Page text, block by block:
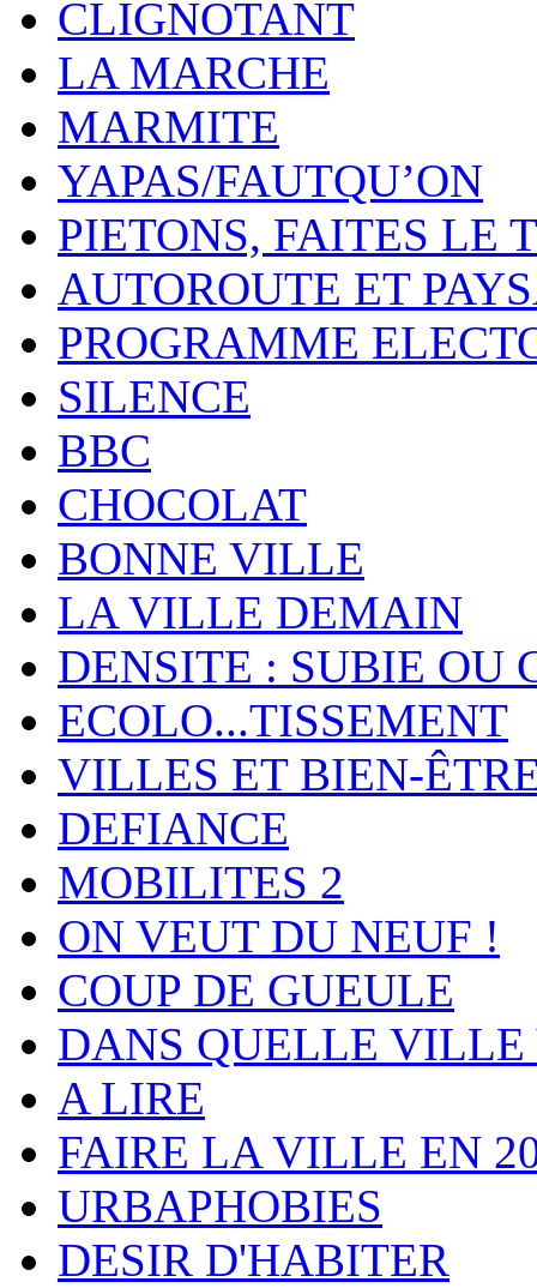
CLIGNOTANT
LA MARCHE
MARMITE
YAPAS/FAUTQU’ON
PIETONS, FAITES LE
AUTOROUTE ET
PROGRAMME
SILENCE
BBC
CHOCOLAT
BONNE VILLE
LA VILLE DEMAIN
DENSITE : SUBIE OU
ECOLO...TISSEMENT
VILLES ET BIEN-
DEFIANCE
MOBILITES 2
ON VEUT DU NEUF !
COUP DE GUEULE
DANS QUELLE
A LIRE
FAIRE LA VILLE EN
URBAPHOBIES
DESIR D'HABITER